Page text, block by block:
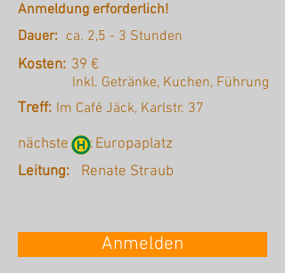
Anmeldung erforderlich!
ca. 2,5 - 3 Stunden
Dauer:
Kosten: 39 €
Inkl. Getränke, Kuchen, Führung
Treff: Im Café Jäck, Karlstr. 37
nächste : Europaplatz
Leitung:
Renate Straub
Anmelden